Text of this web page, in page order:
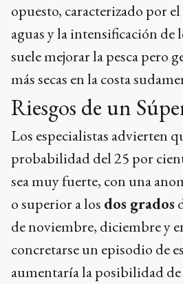
opuesto, caracterizado por
aguas y la intensificación de
suele mejorar la pesca pero
más secas en la costa
Riesgos de un
Los especialistas advierten
probabilidad del 25 por
sea muy fuerte, con una
o superior a los dos grados
de noviembre, diciembre y
concretarse un episodio de
aumentaría la posibilidad